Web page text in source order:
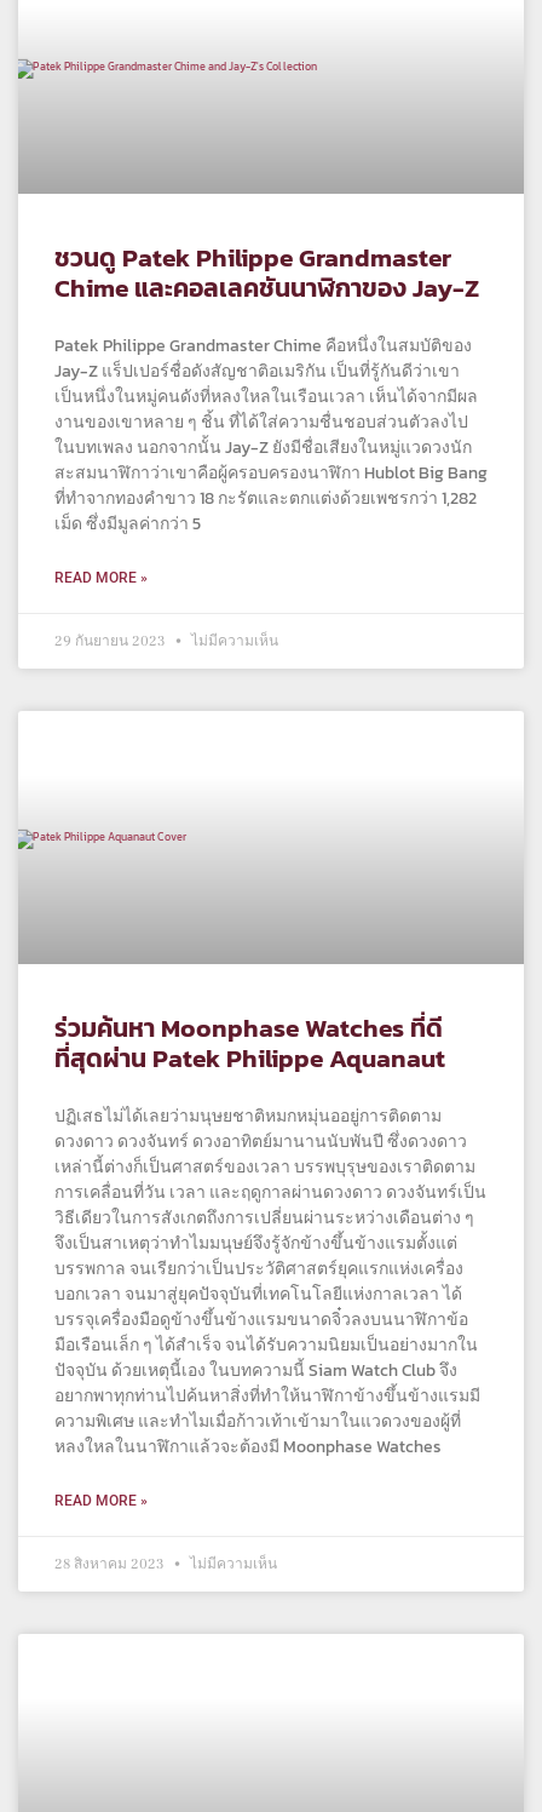
ชวนดู Patek Philippe Grandmaster
Chime และคอลเลคชันนาฬิกาของ Jay-Z
Patek Philippe Grandmaster Chime คือหนึ่งในสมบัติของ
Jay-Z แร็ปเปอร์ชื่อดังสัญชาติอเมริกัน เป็นที่รู้กันดีว่าเขา
เป็นหนึ่งในหมู่คนดังที่หลงใหลในเรือนเวลา เห็นได้จากมีผล
งานของเขาหลาย ๆ ชิ้น ที่ได้ใส่ความชื่นชอบส่วนตัวลงไป
ในบทเพลง นอกจากนั้น Jay-Z ยังมีชื่อเสียงในหมู่แวดวงนัก
สะสมนาฬิกาว่าเขาคือผู้ครอบครองนาฬิกา Hublot Big Bang
ที่ทำจากทองคำขาว 18 กะรัตและตกแต่งด้วยเพชรกว่า 1,282
เม็ด ซึ่งมีมูลค่ากว่า 5
READ MORE »
29 กันยายน 2023 ไม่มีความเห็น
ร่วมค้นหา Moonphase Watches ที่ดี
ที่สุดผ่าน Patek Philippe Aquanaut
ปฏิเสธไม่ได้เลยว่ามนุษยชาติหมกหมุ่นออยู่การติดตาม
ดวงดาว ดวงจันทร์ ดวงอาทิตย์มานานนับพันปี ซึ่งดวงดาว
เหล่านี้ต่างก็เป็นศาสตร์ของเวลา บรรพบุรุษของเราติดตาม
การเคลื่อนที่วัน เวลา และฤดูกาลผ่านดวงดาว ดวงจันทร์เป็น
วิธีเดียวในการสังเกตถึงการเปลี่ยนผ่านระหว่างเดือนต่าง ๆ
จึงเป็นสาเหตุว่าทำไมมนุษย์จึงรู้จักข้างขึ้นข้างแรมตั้งแต่
บรรพกาล จนเรียกว่าเป็นประวัติศาสตร์ยุคแรกแห่งเครื่อง
บอกเวลา จนมาสู่ยุคปัจจุบันที่เทคโนโลยีแห่งกาลเวลา ได้
บรรจุเครื่องมือดูข้างขึ้นข้างแรมขนาดจิ๋วลงบนนาฬิกาข้อ
มือเรือนเล็ก ๆ ได้สำเร็จ จนได้รับความนิยมเป็นอย่างมากใน
ปัจจุบัน ด้วยเหตุนี้เอง ในบทความนี้ Siam Watch Club จึง
อยากพาทุกท่านไปค้นหาสิ่งที่ทำให้นาฬิกาข้างขึ้นข้างแรมมี
ความพิเศษ และทำไมเมื่อก้าวเท้าเข้ามาในแวดวงของผู้ที่
หลงใหลในนาฬิกาแล้วจะต้องมี Moonphase Watches
READ MORE »
28 สิงหาคม 2023 ไม่มีความเห็น